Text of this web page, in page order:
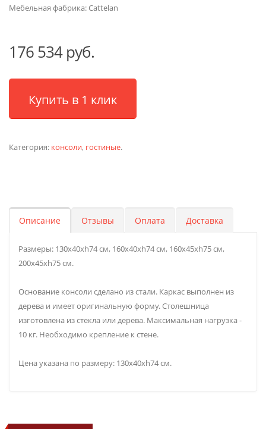
Мебельная фабрика:Cattelan
176 534 руб.
Купить в 1 клик
Категория: консоли, гостиные.
Описание Отзывы Оплата Доставка
Размеры: 130x40xh74 см, 160x40xh74 см, 160x45xh75 см,
200x45xh75 см.
Основание консоли сделано из стали. Каркас выполнен из
дерева и имеет оригинальную форму. Столешница
изготовлена из стекла или дерева. Максимальная нагрузка -
10 кг. Необходимо крепление к стене.
Цена указана по размеру: 130x40xh74 см.